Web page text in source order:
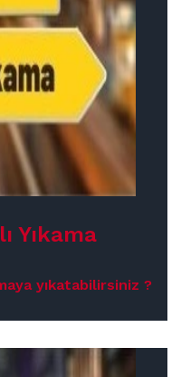
Yıkama
yıkatabilirsiniz ?